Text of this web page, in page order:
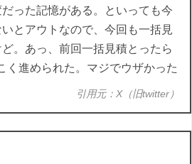
った記憶がある。といっても今
とアウトなので、今回も一括見
。あっ、前回一括見積とったら
く進められた。マジでウザかった
引用元：X（旧twitter）